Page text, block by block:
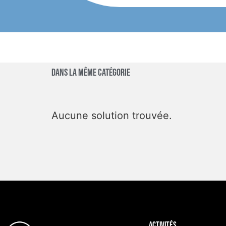
Dans la même catégorie
Aucune solution trouvée.